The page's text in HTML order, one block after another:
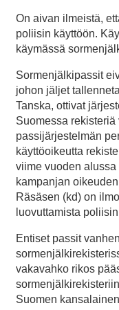
On aivan ilmeistä,
poliisin käyttöön.
käymässä
Sormenjälkipassit
johon jäljet
Tanska, ottivat
Suomessa
passijärjestelmän
käyttöoikeutta
viime vuoden
kampanjan
Räsäsen (kd) on
luovuttamista
Entiset passit
vakavahko rikos
Suomen